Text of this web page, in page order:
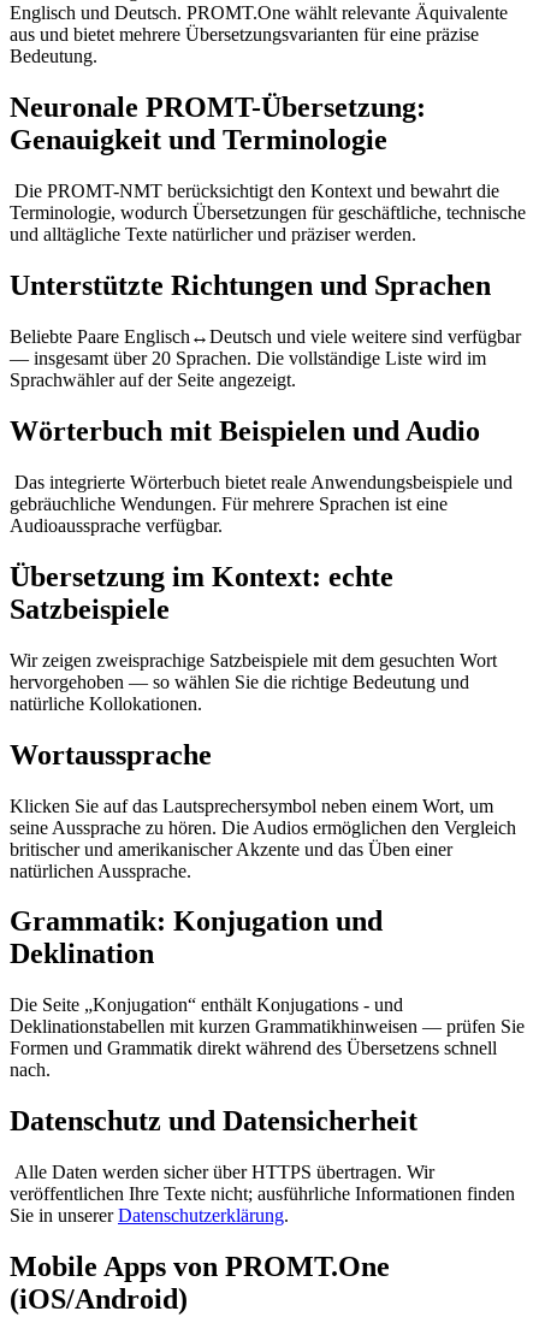
Englisch und Deutsch. PROMT.One wählt relevante Äquivalente
aus und bietet mehrere Übersetzungsvarianten für eine präzise
Bedeutung.
Neuronale PROMT-Übersetzung:
Genauigkeit und Terminologie
Die PROMT-NMT berücksichtigt den Kontext und bewahrt die
Terminologie, wodurch Übersetzungen für geschäftliche, technische
und alltägliche Texte natürlicher und präziser werden.
Unterstützte Richtungen und Sprachen
Beliebte Paare Englisch↔Deutsch und viele weitere sind verfügbar
— insgesamt über 20 Sprachen. Die vollständige Liste wird im
Sprachwähler auf der Seite angezeigt.
Wörterbuch mit Beispielen und Audio
Das integrierte Wörterbuch bietet reale Anwendungsbeispiele und
gebräuchliche Wendungen. Für mehrere Sprachen ist eine
Audioaussprache verfügbar.
Übersetzung im Kontext: echte
Satzbeispiele
Wir zeigen zweisprachige Satzbeispiele mit dem gesuchten Wort
hervorgehoben — so wählen Sie die richtige Bedeutung und
natürliche Kollokationen.
Wortaussprache
Klicken Sie auf das Lautsprechersymbol neben einem Wort, um
seine Aussprache zu hören. Die Audios ermöglichen den Vergleich
britischer und amerikanischer Akzente und das Üben einer
natürlichen Aussprache.
Grammatik: Konjugation und
Deklination
Die Seite „Konjugation“ enthält Konjugations - und
Deklinationstabellen mit kurzen Grammatikhinweisen — prüfen Sie
Formen und Grammatik direkt während des Übersetzens schnell
nach.
Datenschutz und Datensicherheit
Alle Daten werden sicher über HTTPS übertragen. Wir
veröffentlichen Ihre Texte nicht; ausführliche Informationen finden
Sie in unsererDatenschutzerklärung.
Mobile Apps von PROMT.One
(iOS/Android)